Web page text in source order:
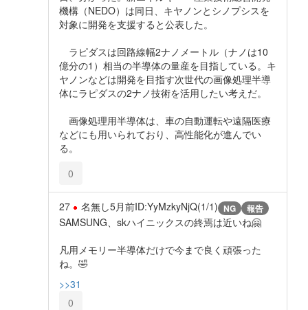
機構（NEDO）は同日、キヤノンとシノプシスを
対象に開発を支援すると公表した。
ラピダスは回路線幅2ナノメートル（ナノは10
億分の1）相当の半導体の量産を目指している。キ
ヤノンなどは開発を目指す次世代の画像処理半導
体にラピダスの2ナノ技術を活用したい考えだ。
画像処理用半導体は、車の自動運転や遠隔医療
などにも用いられており、高性能化が進んでい
る。
0
27 名無し5月前ID:YyMzkyNjQ(1/1) NG 報告
SAMSUNG、skハイニックスの終焉は近いね🤗
凡用メモリー半導体だけで今まで良く頑張った
ね。🤣
>>31
0